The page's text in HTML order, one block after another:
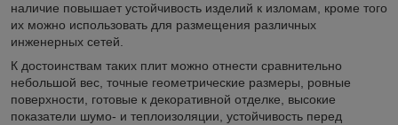
наличие повышает устойчивость изделий к изломам, кроме того
их можно использовать для размещения различных
инженерных сетей.
К достоинствам таких плит можно отнести сравнительно
небольшой вес, точные геометрические размеры, ровные
поверхности, готовые к декоративной отделке, высокие
показатели шумо- и теплоизоляции, устойчивость перед